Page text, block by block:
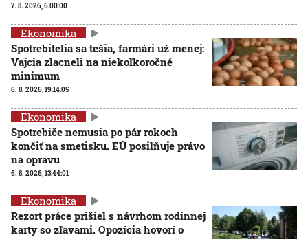
7. 8. 2026, 6:00:00
Ekonomika
Spotrebitelia sa tešia, farmári už menej:
Vajcia zlacneli na niekoľkoročné
minimum
6. 8. 2026, 19:14:05
Ekonomika
Spotrebiče nemusia po pár rokoch
končiť na smetisku. EÚ posilňuje právo
na opravu
6. 8. 2026, 13:44:01
Ekonomika
Rezort práce prišiel s návrhom rodinnej
karty so zľavami. Opozícia hovorí o